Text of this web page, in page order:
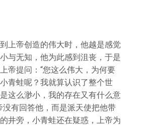
上帝创造的伟大时，他越是感觉
与无知，他为此感到沮丧，于是
帝提问：“您这么伟大，为何要
青蛙呢？我就算认识了整个世
这么渺小，我的存在又有什么意
没有回答他，而是派天使把他带
井旁，小青蛙还在疑惑，上帝为